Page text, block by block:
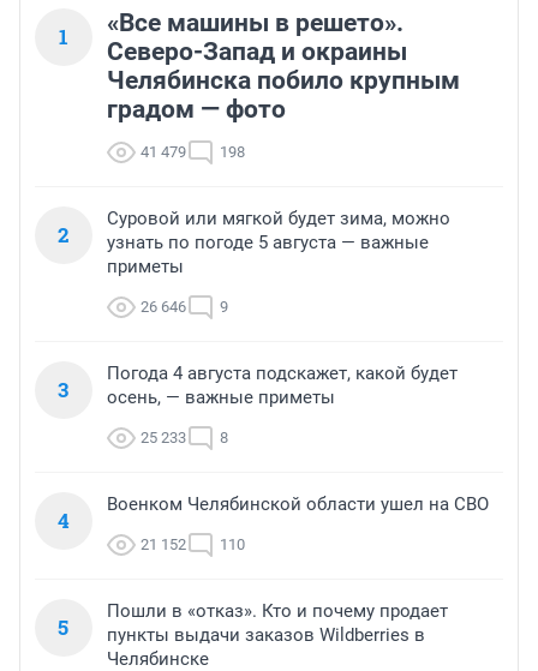
1
«Все машины в решето».
Северо-Запад и окраины
Челябинска побило крупным
градом — фото
41 479 198
2
Суровой или мягкой будет зима, можно
узнать по погоде 5 августа — важные
приметы
26 646 9
3
Погода 4 августа подскажет, какой будет
осень, — важные приметы
25 233 8
4
Военком Челябинской области ушел на СВО
21 152 110
5
Пошли в «отказ». Кто и почему продает
пункты выдачи заказов Wildberries в
Челябинске